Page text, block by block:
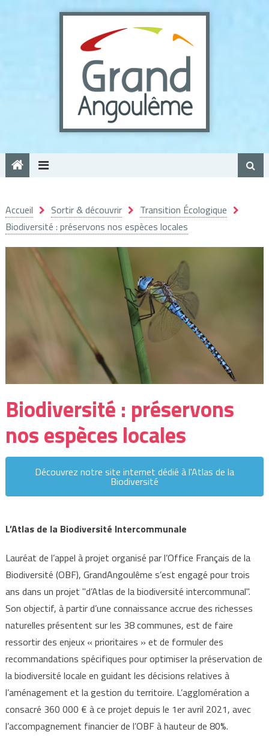
Accueil Sortir & découvrir
Transition Écologique
Biodiversité : préservons nos espèces locales
Biodiversité : préservons
nos espèces locales
Découvrez notre site internet dédié à l'Atlas de la
Biodiversité
L’Atlas de la Biodiversité Intercommunale
Lauréat de l’appel à projet organisé par l’Office Français de la
Biodiversité (OBF), GrandAngoulême s’est engagé pour trois
ans dans un projet "d’Atlas de la biodiversité intercommunal".
Son objectif, à partir d’une connaissance accrue des richesses
naturelles présentent sur les 38 communes, est de faire
ressortir des enjeux « prioritaires » et de formuler des
recommandations spécifiques pour optimiser la préservation de
la biodiversité locale en guidant les décisions relatives à
l’aménagement et la gestion du territoire. L’agglomération a
consacré 360 000 € à ce projet depuis le 1er avril 2021, avec
l’accompagnement financier de l’OBF à hauteur de 80%.
Panneau de gestion des cookies